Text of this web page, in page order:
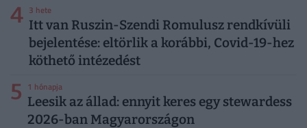
4 3 hete
Itt van Ruszin-Szendi Romulusz rendkívüli
bejelentése: eltörlik a korábbi, Covid-19-hez
köthető intézedést
5 1 hónapja
Leesik az állad: ennyit keres egy stewardess
2026-ban Magyarországon